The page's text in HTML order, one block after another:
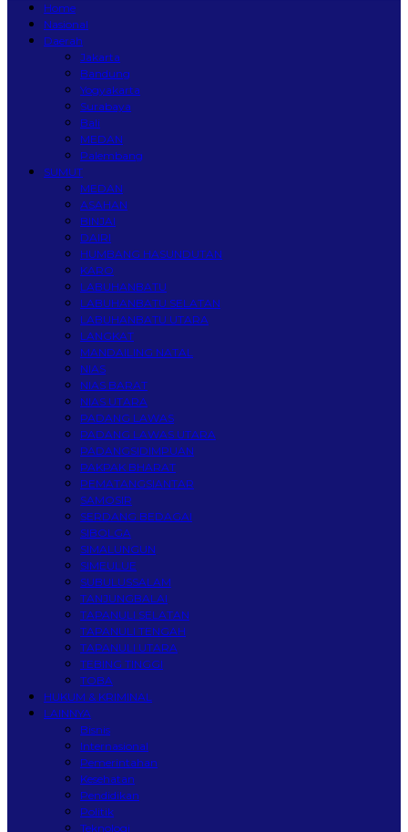
Home
Nasional
Daerah
Jakarta
Bandung
Yogyakarta
Surabaya
Bali
MEDAN
Palembang
SUMUT
MEDAN
ASAHAN
BINJAI
DAIRI
HUMBANG HASUNDUTAN
KARO
LABUHANBATU
LABUHANBATU SELATAN
LABUHANBATU UTARA
LANGKAT
MANDAILING NATAL
NIAS
NIAS BARAT
NIAS UTARA
PADANG LAWAS
PADANG LAWAS UTARA
PADANGSIDIMPUAN
PAKPAK BHARAT
PEMATANGSIANTAR
SAMOSIR
SERDANG BEDAGAI
SIBOLGA
SIMALUNGUN
SIMEULUE
SUBULUSSALAM
TANJUNGBALAI
TAPANULI SELATAN
TAPANULI TENGAH
TAPANULI UTARA
TEBING TINGGI
TOBA
HUKUM & KRIMINAL
LAINNYA
Bisnis
Internasional
Pemerintahan
Kesehatan
Pendidikan
Politik
Teknologi